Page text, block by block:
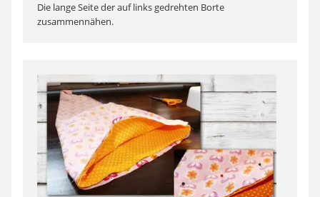
Die lange Seite der auf links gedrehten Borte
zusammennähen.